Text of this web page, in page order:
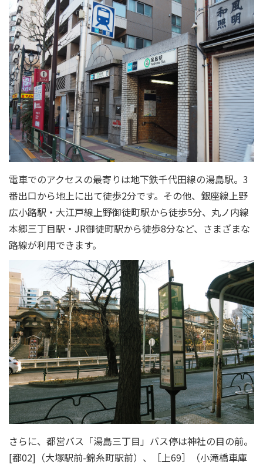
電車でのアクセスの最寄りは地下鉄千代田線の湯島駅。3
番出口から地上に出て徒歩2分です。その他、銀座線上野
広小路駅・大江戸線上野御徒町駅から徒歩5分、丸ノ内線
本郷三丁目駅・JR御徒町駅から徒歩8分など、さまざまな
路線が利用できます。
さらに、都営バス「湯島三丁目」バス停は神社の目の前。
[都02]（大塚駅前-錦糸町駅前）、［上69］（小滝橋車庫